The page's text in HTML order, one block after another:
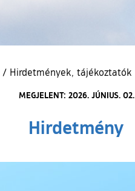
/ Hirdetmények, tájékoztatók
MEGJELENT: 2026. JÚNIUS. 02.
Hirdetmény